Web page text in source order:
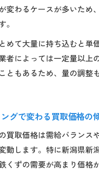
変わるケースが多いため
。
めて大量に持ち込むと単
者によっては一定量以上
ともあるため、量の調整
グで変わる買取価格の
買取価格は需給バランス
動します。特に新潟県新
くずの需要が高まり価格